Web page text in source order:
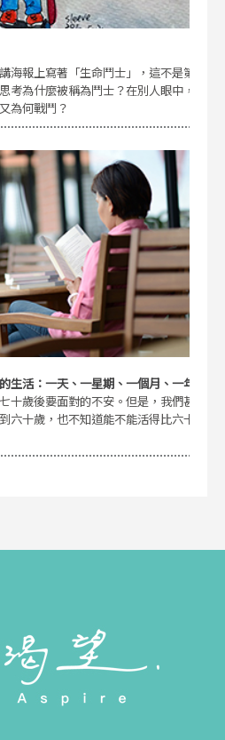
海報上寫著「生命鬥士」，這不是第
考為什麼被稱為鬥士？在別人眼中，
為何戰鬥？
生活：一天、一星期、一個月、一年
十歲後要面對的不安。但是，我們甚
六十歲，也不知道能不能活得比六十